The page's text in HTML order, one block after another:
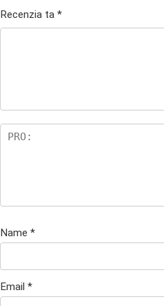
Recenzia ta *
Name *
Email *